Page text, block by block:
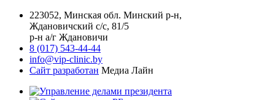
223052, Минская обл. Минский р-н,
Ждановичский с/с, 81/5
р-н а/г Ждановичи
8 (017) 543-44-44
info@vip-clinic.by
Сайт разработан Медиа Лайн